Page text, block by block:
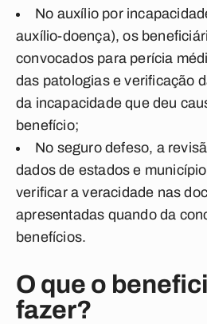
No auxílio por
auxílio-doença), os
convocados para perícia
das patologias e verificação
da incapacidade que deu
benefício;
No seguro defeso, a
dados de estados e
verificar a veracidade nas
apresentadas quando da
benefícios.
O que o
fazer?